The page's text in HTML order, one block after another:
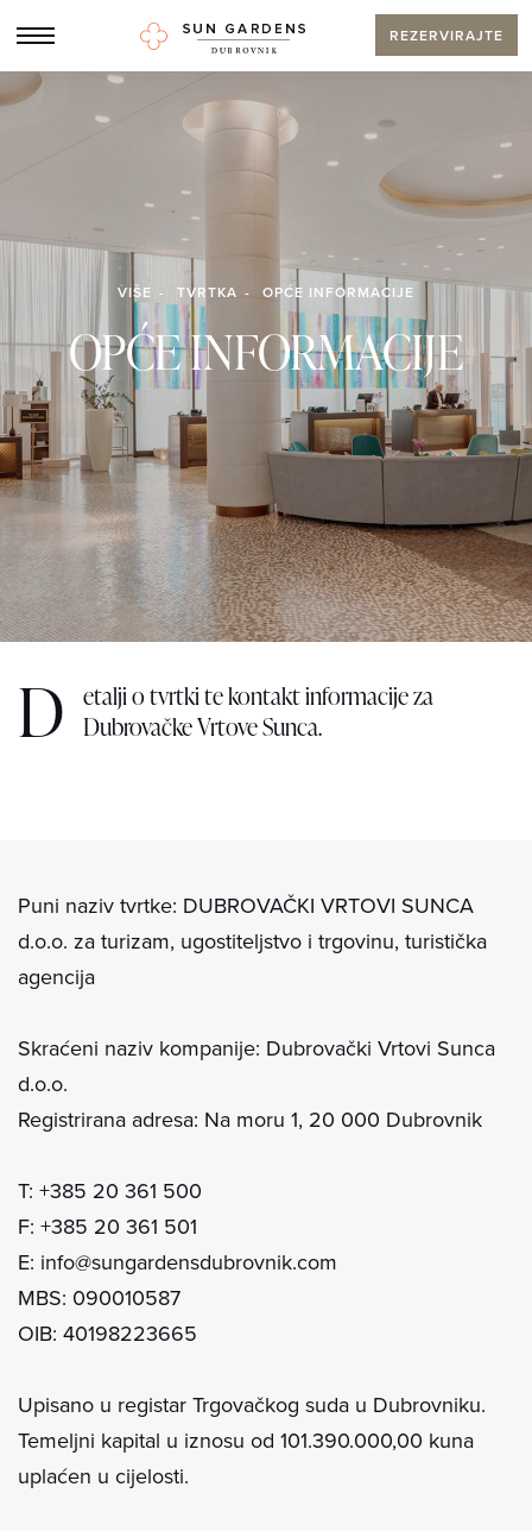
REZERVIRAJTE
VIŠE TVRTKA OPĆE INFORMACIJE
OPĆE INFORMACIJE
D
etalji o tvrtki te kontakt informacije za
Dubrovačke Vrtove Sunca.
Puni naziv tvrtke: DUBROVAČKI VRTOVI SUNCA
d.o.o. za turizam, ugostiteljstvo i trgovinu, turistička
agencija
Skraćeni naziv kompanije: Dubrovački Vrtovi Sunca
d.o.o.
Registrirana adresa: Na moru 1, 20 000 Dubrovnik
T: +385 20 361 500
F: +385 20 361 501
E: info@sungardensdubrovnik.com
MBS: 090010587
OIB: 40198223665
Upisano u registar Trgovačkog suda u Dubrovniku.
Temeljni kapital u iznosu od 101.390.000,00 kuna
uplaćen u cijelosti.